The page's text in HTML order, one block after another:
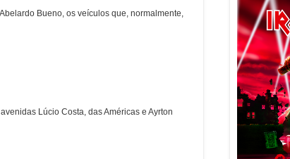
Bueno, os veículos que, normalmente,
Lúcio Costa, das Américas e Ayrton